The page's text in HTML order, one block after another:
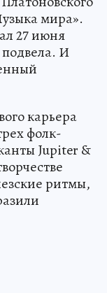
мира».
27 июня
подвела. И
карьера
фолк-
Jupiter &
ритмы,